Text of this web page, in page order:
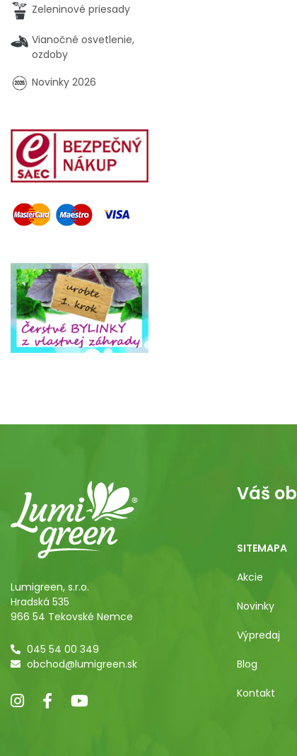
Zeleninové priesady
Vianočné osvetlenie,
ozdoby
Novinky 2026
Lumigreen, s.r.o.
Hradská 535
966 54 Tekovské Nemce
045 54 00 349
obchod@lumigreen.sk
Váš
SITEMAPA
Akcie
Novinky
Výpredaj
Blog
Kontakt